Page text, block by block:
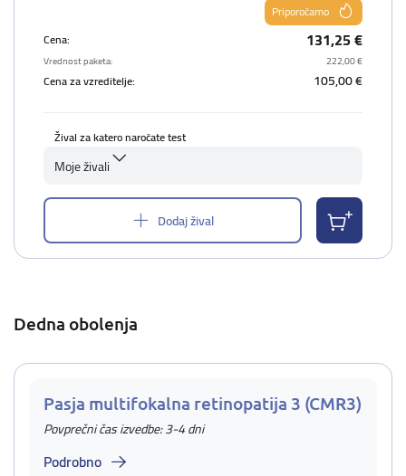
Priporočamo
Cena:
131,25 €
Vrednost paketa: 222,00 €
Cena za vzreditelje: 105,00 €
Žival za katero naročate test
Moje živali
Dodaj žival
Dedna obolenja
Pasja multifokalna retinopatija 3 (CMR3)
Povprečni čas izvedbe: 3-4 dni
Podrobno